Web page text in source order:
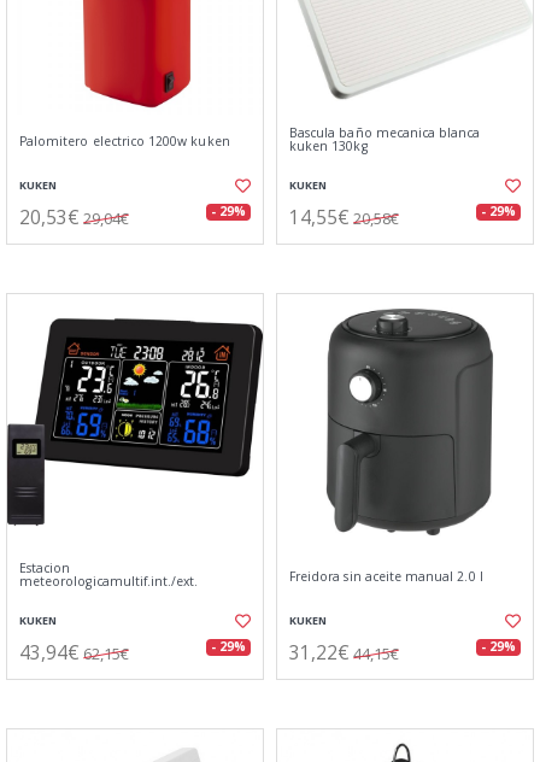
Palomitero electrico 1200w kuken
KUKEN
20,53€ 29,04€ - 29%
Bascula baño mecanica blanca
kuken 130kg
KUKEN
14,55€ 20,58€ - 29%
Estacion
meteorologicamultif.int./ext.
KUKEN
43,94€ 62,15€ - 29%
Freidora sin aceite manual 2.0 l
KUKEN
31,22€ 44,15€ - 29%